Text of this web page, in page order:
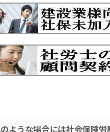
ような場合には社会保険労